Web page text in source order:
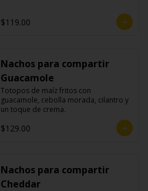
$119.00
Nachos para compartir
Guacamole
Totopos de maíz fritos con
guacamole, cebolla morada, cilantro y
un toque de crema.
$129.00
Nachos para compartir
Cheddar